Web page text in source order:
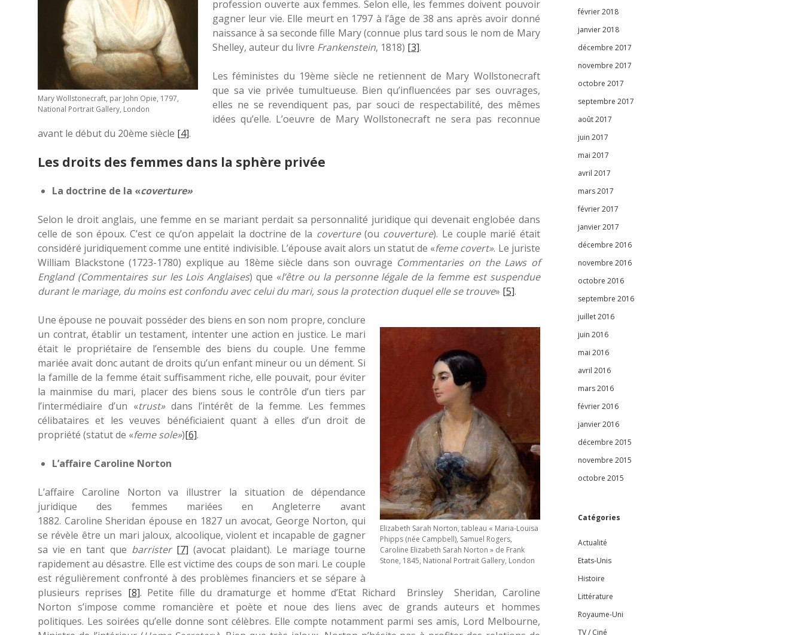
Mary Wollstonecraft, par John Opie, 1797,
National Portrait Gallery, London
profession ouverte aux femmes. Selon elle, les femmes doivent pouvoir
gagner leur vie. Elle meurt en 1797 à l’âge de 38 ans après avoir donné
naissance à sa seconde fille Mary (connue plus tard sous le nom de Mary
Shelley, auteur du livre Frankenstein, 1818) [3].
Les féministes du 19ème siècle ne retiennent de Mary Wollstonecraft
que sa vie privée tumultueuse. Bien qu’influencées par ses ouvrages,
elles ne se revendiquent pas, par souci de respectabilité, des mêmes
idées qu’elle. L’oeuvre de Mary Wollstonecraft ne sera pas reconnue
avant le début du 20ème siècle [4].
Les droits des femmes dans la sphère privée
La doctrine de la «coverture»
Selon le droit anglais, une femme en se mariant perdait sa personnalité juridique qui devenait englobée dans
celle de son époux. C’est ce qu’on appelait la doctrine de la coverture(ou couverture). Le couple marié était
considéré juridiquement comme une entité indivisible. L’épouse avait alors un statut de «feme covert». Le juriste
William Blackstone (1723-1780) explique au 18ème siècle dans son ouvrage Commentaries on the Laws of
England (Commentaires sur les Lois Anglaises) que «l’être ou la personne légale de la femme est suspendue
durant le mariage, du moins est confondu avec celui du mari, sous la protection duquel elle se trouve» [5].
Elizabeth Sarah Norton, tableau « Maria-Louisa
Phipps (née Campbell), Samuel Rogers,
Caroline Elizabeth Sarah Norton » de Frank
Stone, 1845, National Portrait Gallery, London
Une épouse ne pouvait posséder des biens en son nom propre, conclure
un contrat, établir un testament, intenter une action en justice. Le mari
était le propriétaire de l’ensemble des biens du couple. Une femme
mariée avait donc autant de droits qu’un enfant mineur ou un dément. Si
la famille de la femme était suffisamment riche, elle pouvait, pour éviter
la mainmise du mari, placer des biens sous le contrôle d’un tiers par
l’intermédiaire d’un «trust»dans l’intérêt de la femme. Les femmes
célibataires et les veuves bénéficiaient quant à elles d’un droit de
propriété (statut de «feme sole»)[6].
L’affaire Caroline Norton
L’affaire Caroline Norton va illustrer la situation de dépendance
juridique des femmes mariées en Angleterre avant
1882. Caroline Sheridan épouse en 1827 un avocat, George Norton, qui
se révèle être un mari jaloux, alcoolique, violent et incapable de gagner
sa vie en tant que barrister [7] (avocat plaidant). Le mariage tourne
rapidement au désastre. Elle est victime des coups de son mari. Le couple
est régulièrement confronté à des problèmes financiers et se sépare à
plusieurs reprises [8]. Petite fille du dramaturge et homme d’Etat Richard BrinsleySheridan, Caroline
Norton s’impose comme romancière et poète et noue des liens avec de grands auteurs et hommes
politiques. Les soirées qu’elle donne sont célèbres. Elle compte notamment parmi ses amis, Lord Melbourne,
février 2018
janvier 2018
décembre 2017
novembre 2017
octobre 2017
septembre 2017
août 2017
juin 2017
mai 2017
avril 2017
mars 2017
février 2017
janvier 2017
décembre 2016
novembre 2016
octobre 2016
septembre 2016
juillet 2016
juin 2016
mai 2016
avril 2016
mars 2016
février 2016
janvier 2016
décembre 2015
novembre 2015
octobre 2015
Catégories
Actualité
Etats-Unis
Histoire
Littérature
Royaume-Uni
TV / Ciné